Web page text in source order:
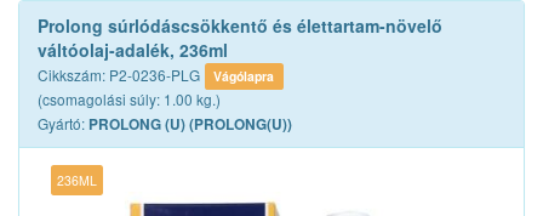
Prolong súrlódáscsökkentő és élettartam-növelő
váltóolaj-adalék, 236ml
Cikkszám: P2-0236-PLG Vágólapra
(csomagolási súly: 1.00 kg.)
Gyártó: PROLONG (U) (PROLONG(U))
236ML